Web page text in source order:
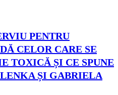
PENTRU
CELOR CARE SE
TOXICĂ ȘI CE SPUNE
ȘI GABRIELA